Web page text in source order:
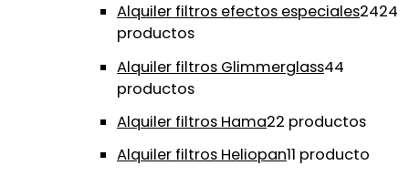
Alquiler filtros efectos especiales2424
productos
Alquiler filtros Glimmerglass44
productos
Alquiler filtros Hama22 productos
Alquiler filtros Heliopan11 producto